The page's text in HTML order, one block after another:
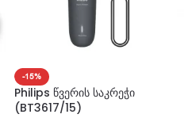
-15%
Philips წვერის საკრეჭი
(BT3617/15)